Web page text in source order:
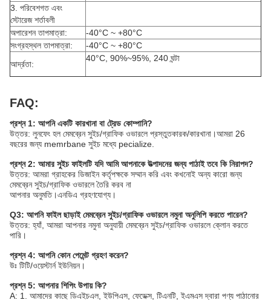
3. পরিবেশগত এবং
স্টোরেজ শর্তাবলী
অপারেশন তাপমাত্রা:
-40°C ~ +80°C
সংগ্রহস্থল তাপমাত্রা:
-40°C ~ +80°C
আর্দ্রতা:
40°C, 90%~95%, 240 ঘন্টা
FAQ:
প্রশ্ন 1: আপনি একটি কারখানা বা ট্রেড কোম্পানি?
উত্তর: লুনফেং হল মেমব্রেন সুইচ/গ্রাফিক ওভারলে প্রস্তুতকারক/কারখানা।আমরা 26
বছরের জন্য memrbane সুইচ মধ্যে pecialize.
প্রশ্ন 2: আমার সুইচ ফাইলটি যদি আমি আপনাকে উত্পাদনের জন্য পাঠাই তবে কি নিরাপদ?
উত্তর: আমরা গ্রাহকের ডিজাইন কর্তৃপক্ষকে সম্মান করি এবং কখনোই অন্য কারো জন্য
মেমব্রেন সুইচ/গ্রাফিক ওভারলে তৈরি করব না
আপনার অনুমতি।এনডিএ গ্রহণযোগ্য।
Q3: আপনি ফাইল ছাড়াই মেমব্রেন সুইচ/গ্রাফিক ওভারলে নমুনা অনুলিপি করতে পারেন?
উত্তর: হ্যাঁ, আমরা আপনার নমুনা অনুযায়ী মেমব্রেন সুইচ/গ্রাফিক ওভারলে ক্লোন করতে
পারি।
প্রশ্ন 4: আপনি কোন পেমেন্ট গ্রহণ করেন?
উঃ টিটি/ওয়েস্টার্ন ইউনিয়ন।
প্রশ্ন 5: আপনার শিপিং উপায় কি?
A: 1. আমাদের কাছে ডিএইচএল, ইউপিএস, ফেডেক্স, টিএনটি, ইএমএস দ্বারা পণ্য পাঠানোর